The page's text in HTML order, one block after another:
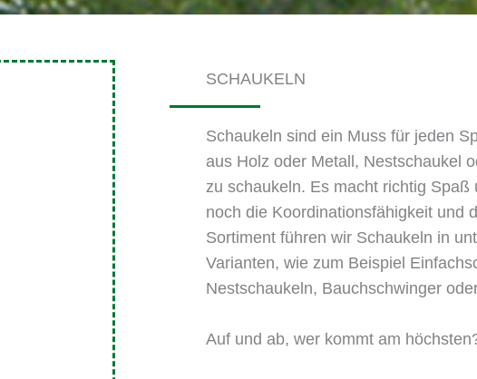
SCHAUKELN
Schaukeln sind ein Muss für jeden
aus Holz oder Metall, Nestschaukel
zu schaukeln. Es macht richtig
noch die Koordinationsfähigkeit und
Sortiment führen wir Schaukeln in
Varianten, wie zum Beispiel
Nestschaukeln, Bauchschwinger
Auf und ab, wer kommt am